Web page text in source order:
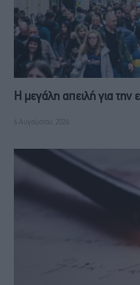
Η μεγάλη απειλή για την
6 Αυγούστου, 2026